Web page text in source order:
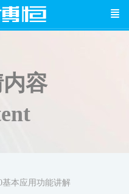
内容
本应用功能讲解